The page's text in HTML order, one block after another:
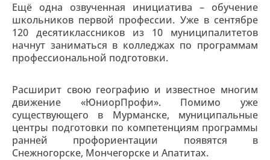
Ещё одна озвученная инициатива – обучение
школьников первой профессии. Уже в сентябре
120 десятиклассников из 10 муниципалитетов
начнут заниматься в колледжах по программам
профессиональной подготовки.
Расширит свою географию и известное многим
движение «ЮниорПрофи». Помимо уже
существующего в Мурманске, муниципальные
центры подготовки по компетенциям программы
ранней профориентации появятся в
Снежногорске, Мончегорске и Апатитах.